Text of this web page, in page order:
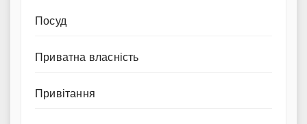
Посуд
Приватна власність
Привітання